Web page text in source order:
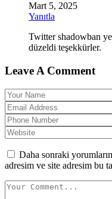
Mart 5, 2025
Yanıtla
Twitter shadowban
düzeldi teşekkürler.
Leave A Comment
Daha sonraki
adresim ve site adresim bu